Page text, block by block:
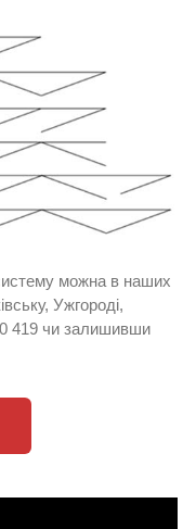
можна в наших
Ужгороді,
419 чи залишивши